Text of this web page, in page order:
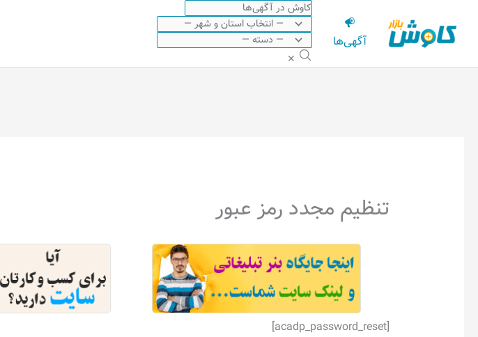
محتوا
آگهی‌ها
✕
تنظیم مجدد رمز عبور
[acadp_password_reset]